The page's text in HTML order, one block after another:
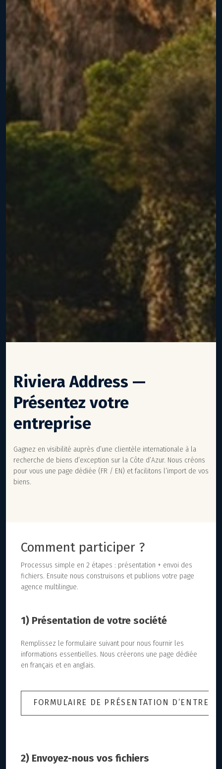
Riviera Address —
Présentez votre
entreprise
Gagnez en visibilité auprès d’une clientèle internationale à la
recherche de biens d’exception sur la Côte d’Azur. Nous créons
pour vous une page dédiée (FR / EN) et facilitons l’import de vos
biens.
Comment participer ?
Processus simple en 2 étapes : présentation + envoi des
fichiers. Ensuite nous construisons et publions votre page
agence multilingue.
1) Présentation de votre société
Remplissez le formulaire suivant pour nous fournir les
informations essentielles. Nous créerons une page dédiée
en français et en anglais.
FORMULAIRE DE PRÉSENTATION
2) Envoyez-nous vos fichiers